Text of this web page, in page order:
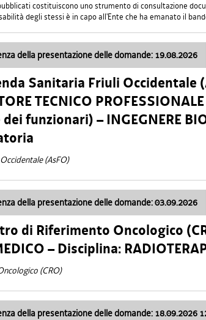
costituiscono uno strumento di consultazione
degli stessi è in capo all'Ente che ha emanato il
della presentazione delle domande: 19.08.2026
Sanitaria Friuli Occidentale
TECNICO
funzionari) – INGEGNERE
(AsFO)
della presentazione delle domande: 03.09.2026
di Riferimento Oncologico
– Disciplina:
(CRO)
della presentazione delle domande: 18.09.2026